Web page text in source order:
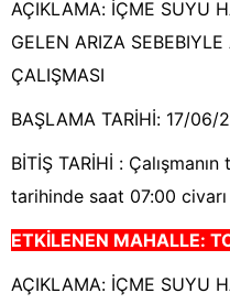
AÇIKLAMA: İÇME SUYU
GELEN ARIZA
ÇALIŞMASI
BAŞLAMA TARİHİ: 17/06/
BİTİŞ TARİHİ :
tarihinde saat 07:00
ETKİLENEN MAHALLE:
AÇIKLAMA: İÇME SUYU